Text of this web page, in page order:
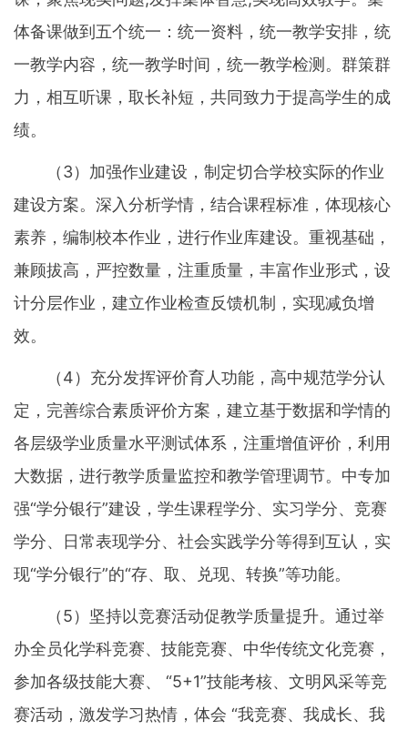
体备课做到五个统一：统一资料，统一教学安排，统
一教学内容，统一教学时间，统一教学检测。群策群
力，相互听课，取长补短，共同致力于提高学生的成
绩。
（3）加强作业建设，制定切合学校实际的作业
建设方案。深入分析学情，结合课程标准，体现核心
素养，编制校本作业，进行作业库建设。重视基础，
兼顾拔高，严控数量，注重质量，丰富作业形式，设
计分层作业，建立作业检查反馈机制，实现减负增
效。
（4）充分发挥评价育人功能，高中规范学分认
定，完善综合素质评价方案，建立基于数据和学情的
各层级学业质量水平测试体系，注重增值评价，利用
大数据，进行教学质量监控和教学管理调节。中专加
强“学分银行”建设，学生课程学分、实习学分、竞赛
学分、日常表现学分、社会实践学分等得到互认，实
现“学分银行”的“存、取、兑现、转换”等功能。
（5）坚持以竞赛活动促教学质量提升。通过举
办全员化学科竞赛、技能竞赛、中华传统文化竞赛，
参加各级技能大赛、 “5+1”技能考核、文明风采等竞
赛活动，激发学习热情，体会 “我竞赛、我成长、我